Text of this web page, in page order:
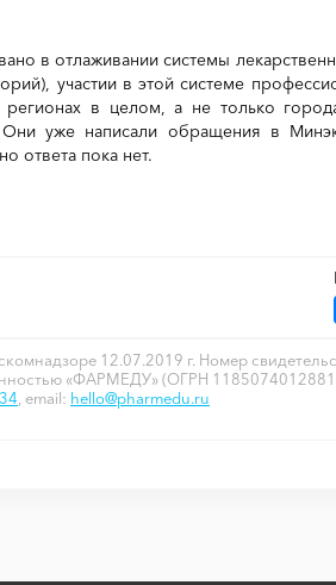
в отлаживании системы
участии в этой системе
в целом, а не только
уже написали обращения в
ответа пока нет.
12.07.2019 г. Номер
«ФАРМЕДУ» (ОГРН
, email: hello@pharmedu.ru